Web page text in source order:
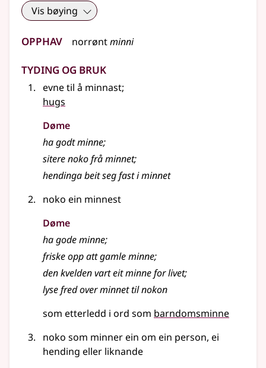
Vis bøying
Opphav norrøntminni
Tyding og bruk
evne til å minnast;
hugs
Døme
ha godt minne;
sitere noko frå minnet;
hendinga beit seg fast i minnet
noko ein minnest
Døme
ha gode minne;
friske opp att gamle minne;
den kvelden vart eit minne for livet;
lyse fred over minnet til nokon
som etterledd i ord som barndomsminne
noko som minner ein om ein person, ei
hending eller liknande